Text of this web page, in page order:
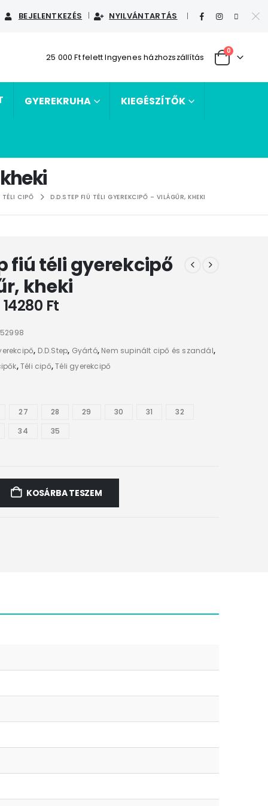
BEJELENTKEZÉS NYILVÁNTARTÁS |
25 000 Ft felett Ingyenes házhozszállítás
0
GYEREKRUHA KIEGÉSZÍTŐK
TÉLI CIPŐ D.D.STEP FIÚ TÉLI GYEREKCIPŐ – VILÁGŰR, KHEKI
fiú téli gyerekcipő
kheki
14280 Ft
, D.D.Step, Gyártó, Nem supinált cipő és szandál,
,Téli cipő,Téli gyerekcipő
27 28 29 30 31
32
34
35
KOSÁRBA TESZEM